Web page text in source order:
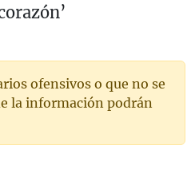
ofensivos o que no se
la información podrán